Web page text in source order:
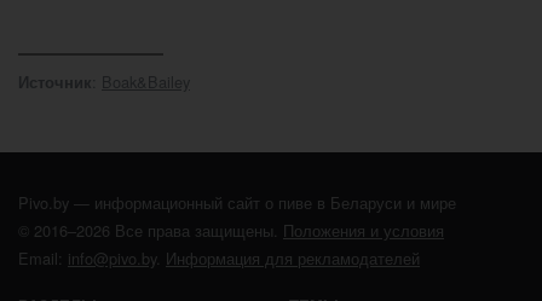
Источник Boak&Bailey
Pivo.by — информационный сайт о пиве в Беларуси и мире
© 2016–2026 Все права защищены. Положения и условия
Email: info@pivo.by. Информация для рекламодателей